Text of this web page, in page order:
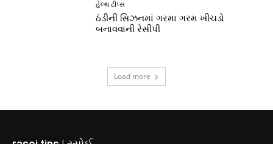
હેલ્થ ટીપ્સ
ઠંડીની સિઝનમાં ગરમા ગરમ ખીચડો
બનાવવાની રેસીપી
Load more